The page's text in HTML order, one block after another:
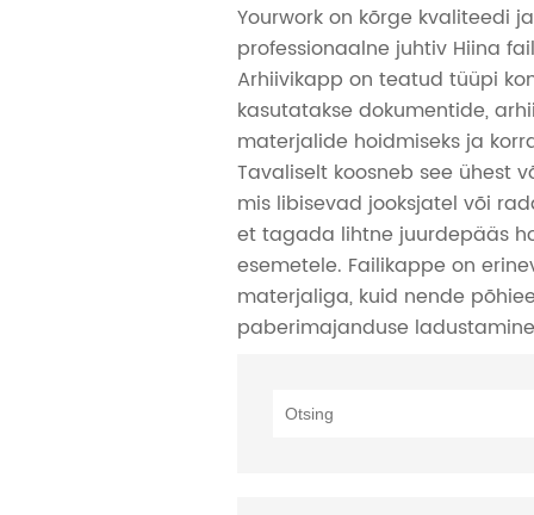
Yourwork on kõrge kvaliteedi
professionaalne juhtiv Hiina
Arhiivikapp on teatud tüüpi
kasutatakse dokumentide,
materjalide hoidmiseks ja
Tavaliselt koosneb see ühest
mis libisevad jooksjatel või
et tagada lihtne juurdepääs
esemetele. Failikappe on
materjaliga, kuid nende
paberimajanduse